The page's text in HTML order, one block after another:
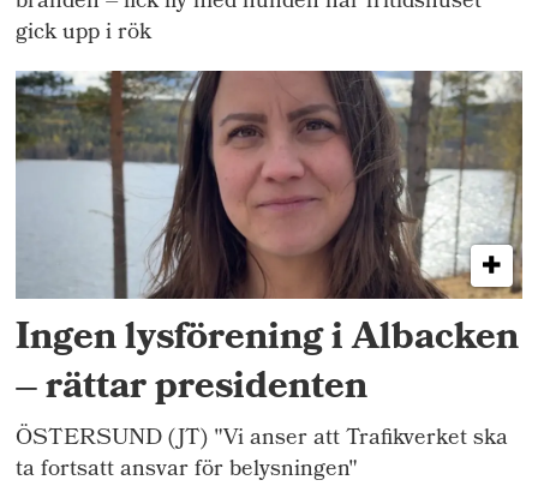
gick upp i rök
Ingen lysförening i Albacken
– rättar presidenten
ÖSTERSUND (JT) "Vi anser att Trafikverket ska
ta fortsatt ansvar för belysningen"